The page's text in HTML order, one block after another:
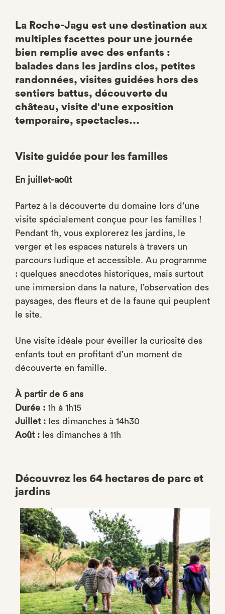
La Roche-Jagu est une destination aux
multiples facettes pour une journée
bien remplie avec des enfants :
balades dans les jardins clos, petites
randonnées, visites guidées hors des
sentiers battus, découverte du
château, visite d'une exposition
temporaire, spectacles...
Visite guidée pour les familles
En juillet-août
Partez à la découverte du domaine lors d’une
visite spécialement conçue pour les familles !
Pendant 1h, vous explorerez les jardins, le
verger et les espaces naturels à travers un
parcours ludique et accessible. Au programme
: quelques anecdotes historiques, mais surtout
une immersion dans la nature, l’observation des
paysages, des fleurs et de la faune qui peuplent
le site.
Une visite idéale pour éveiller la curiosité des
enfants tout en profitant d’un moment de
découverte en famille.
À partir de 6 ans
Durée : 1h à 1h15
Juillet : les dimanches à 14h30
Août : les dimanches à 11h
Découvrez les 64 hectares de parc et
jardins